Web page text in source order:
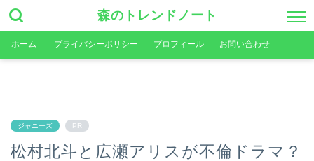
森のトレンドノート
ホーム プライバシーポリシー プロフィール お問い合わせ
ジャニーズ PR
松村北斗と広瀬アリスが不倫ドラマ？